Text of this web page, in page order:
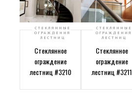
СТЕКЛЯННЫЕ
ОГРАЖДЕНИЯ
ЛЕСТНИЦ
Стеклянное
ограждение
лестниц #3210
СТЕКЛЯННЫЕ
ОГРАЖДЕНИЯ
ЛЕСТНИЦ
Стеклянное
ограждение
лестниц #3211